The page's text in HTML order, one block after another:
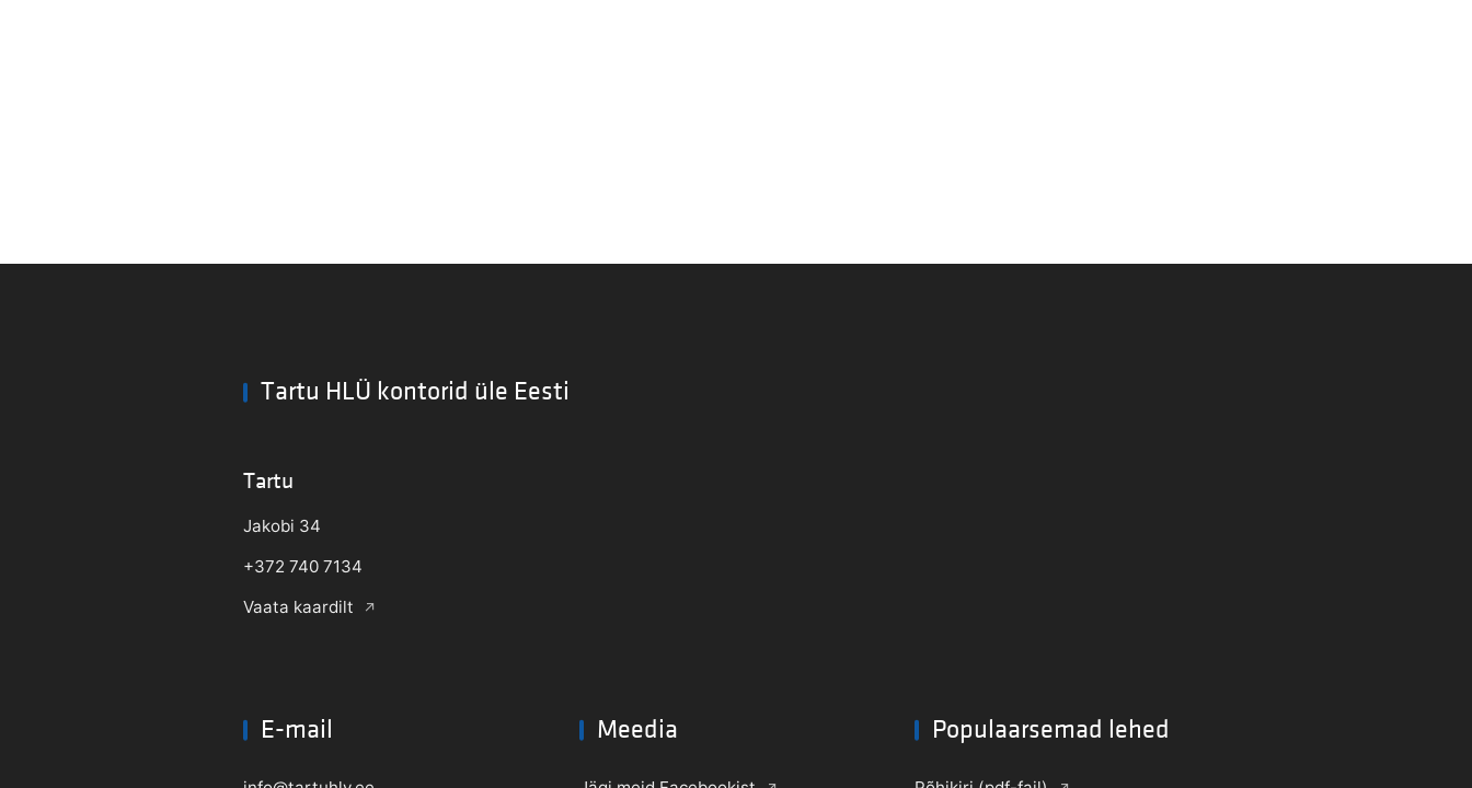
Tartu HLÜ kontorid üle Eesti
Tartu
Jakobi 34
+372 740 7134
Vaata kaardilt
E-mail Meedia Populaarsemad lehed